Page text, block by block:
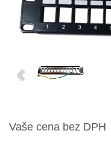
Vaše cena bez DPH